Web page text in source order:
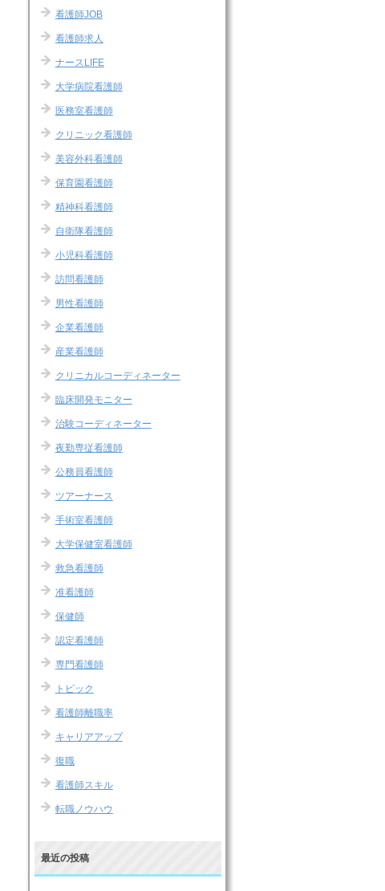
看護師JOB
看護師求人
ナースLIFE
大学病院看護師
医務室看護師
クリニック看護師
美容外科看護師
保育園看護師
精神科看護師
自衛隊看護師
小児科看護師
訪問看護師
男性看護師
企業看護師
産業看護師
クリニカルコーディネーター
臨床開発モニター
治験コーディネーター
夜勤専従看護師
公務員看護師
ツアーナース
手術室看護師
大学保健室看護師
救急看護師
准看護師
保健師
認定看護師
専門看護師
トピック
看護師離職率
キャリアアップ
復職
看護師スキル
転職ノウハウ
最近の投稿